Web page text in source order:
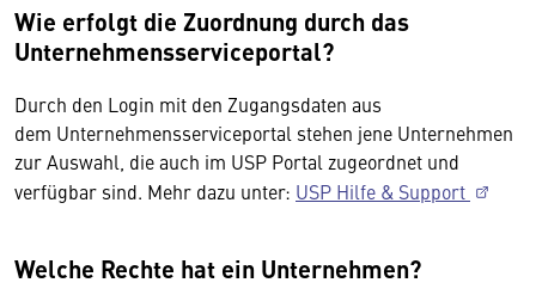
Wie erfolgt die Zuordnung durch das
Unternehmensserviceportal?
Durch den Login mit den Zugangsdaten aus
dem Unternehmensserviceportal stehen jene Unternehmen
zur Auswahl, die auch im USP Portal zugeordnet und
verfügbar sind. Mehr dazu unter: USP Hilfe & Support
Welche Rechte hat ein Unternehmen?